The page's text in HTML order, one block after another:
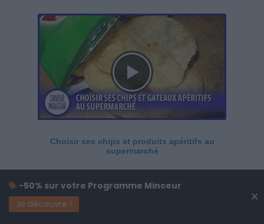
Choisir ses chips et produits apéritifs au
supermarché
-50% sur votre Programme Minceur
Je découvre !
×